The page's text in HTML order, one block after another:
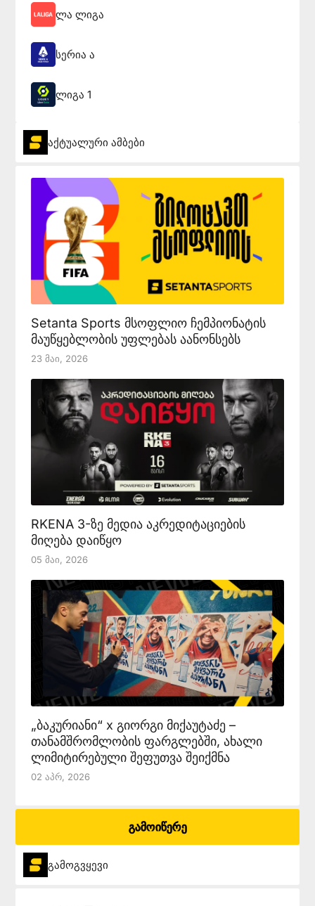
ლა ლიგა
სერია ა
ლიგა 1
აქტუალური ამბები
Setanta Sports მსოფლიო ჩემპიონატის
მაუწყებლობის უფლებას აანონსებს
23 Მაი, 2026
RKENA 3-ზე მედია აკრედიტაციების
მიღება დაიწყო
05 Მაი, 2026
„ბაკურიანი“ x გიორგი მიქაუტაძე –
თანამშრომლობის ფარგლებში, ახალი
ლიმიტირებული შეფუთვა შეიქმნა
02 Აპრ, 2026
გამოიწერე
გამოგვყევი